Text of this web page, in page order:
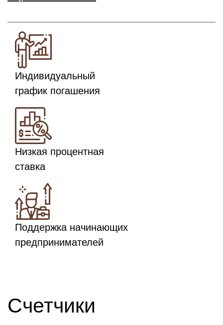
Индивидуальный
график погашения
Низкая процентная
ставка
Поддержка начинающих
предпринимателей
Счетчики